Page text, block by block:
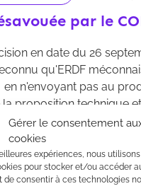
Gérer le consentement
cookies
expériences, nous
pour stocker et/ou accéder
de consentir à ces technologies
par le
en date du 26
qu'ERDF
n'envoyant pas au
proposition technique
mois, prévu par sa
référence (article 8.2.1).